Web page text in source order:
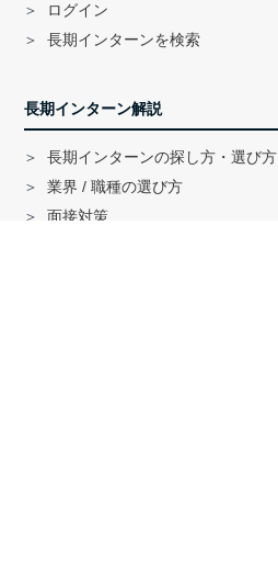
ログイン
長期インターンを検索
長期インターン解説
長期インターンの探し方・選び方
業界 / 職種の選び方
面接対策